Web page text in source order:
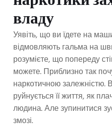
владу
Уявіть, що ви їдете на
відмовляють гальма на
розумієте, що попереду
можете. Приблизно так
наркотичною залежністю.
руйнується її життя, як
людина. Але зупинитися
змозі.